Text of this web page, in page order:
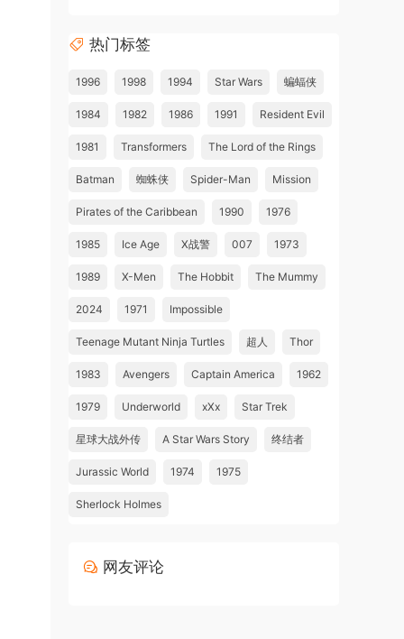
热门标签
1996 1998 1994 Star Wars 蝙蝠侠
1984 1982 1986 1991 Resident Evil
1981 Transformers The Lord of the Rings
Batman 蜘蛛侠 Spider-Man Mission
Pirates of the Caribbean 1990 1976
1985 Ice Age X战警 007 1973
1989 X-Men The Hobbit The Mummy
2024 1971 Impossible
Teenage Mutant Ninja Turtles 超人 Thor
1983 Avengers Captain America 1962
1979 Underworld xXx Star Trek
星球大战外传 A Star Wars Story 终结者
Jurassic World 1974 1975
Sherlock Holmes
网友评论